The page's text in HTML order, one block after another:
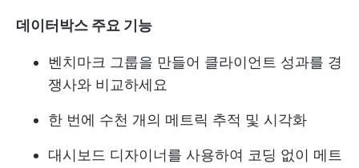
데이터박스 주요 기능
벤치마크 그룹을 만들어 클라이언트 성과를 경
쟁사와 비교하세요
한 번에 수천 개의 메트릭 추적 및 시각화
대시보드 디자이너를 사용하여 코딩 없이 메트